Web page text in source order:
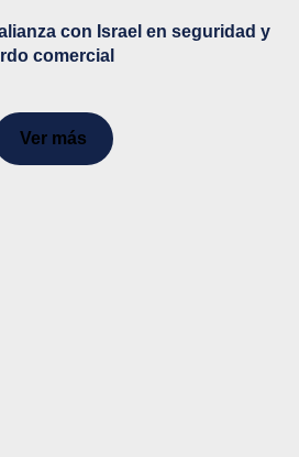
con Israel en seguridad y
comercial
Ver más